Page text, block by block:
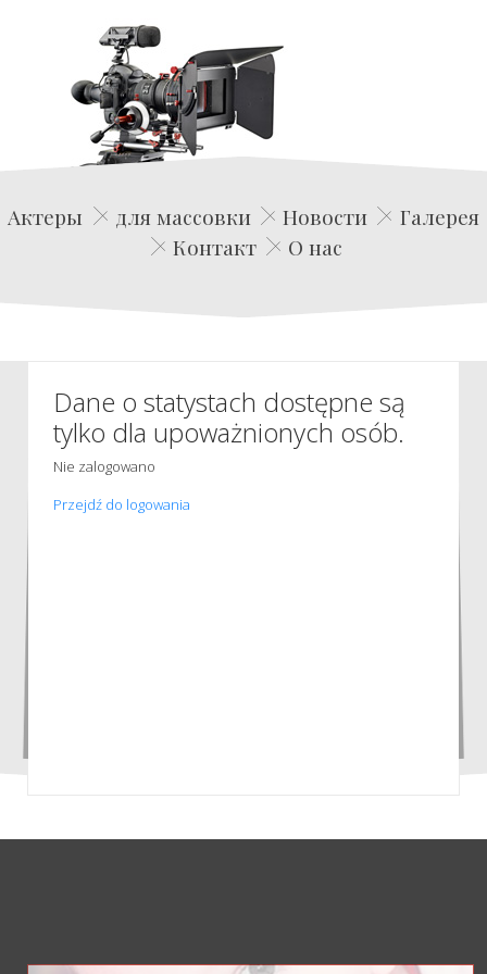
Edwin Film Agencja Aktorska
Актеры для массовки Новости
Галерея
Контакт
О нас
Dane o statystach dostępne są
tylko dla upoważnionych osób.
Nie zalogowano
Przejdź do logowania